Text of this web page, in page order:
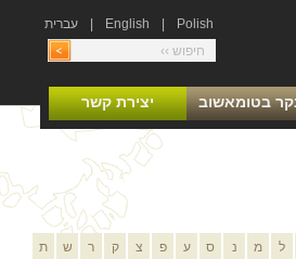
Polish
English עברית
בטומאשוב יצירת קשר
ל מ נ ס ע פ צ ק ר ש ת